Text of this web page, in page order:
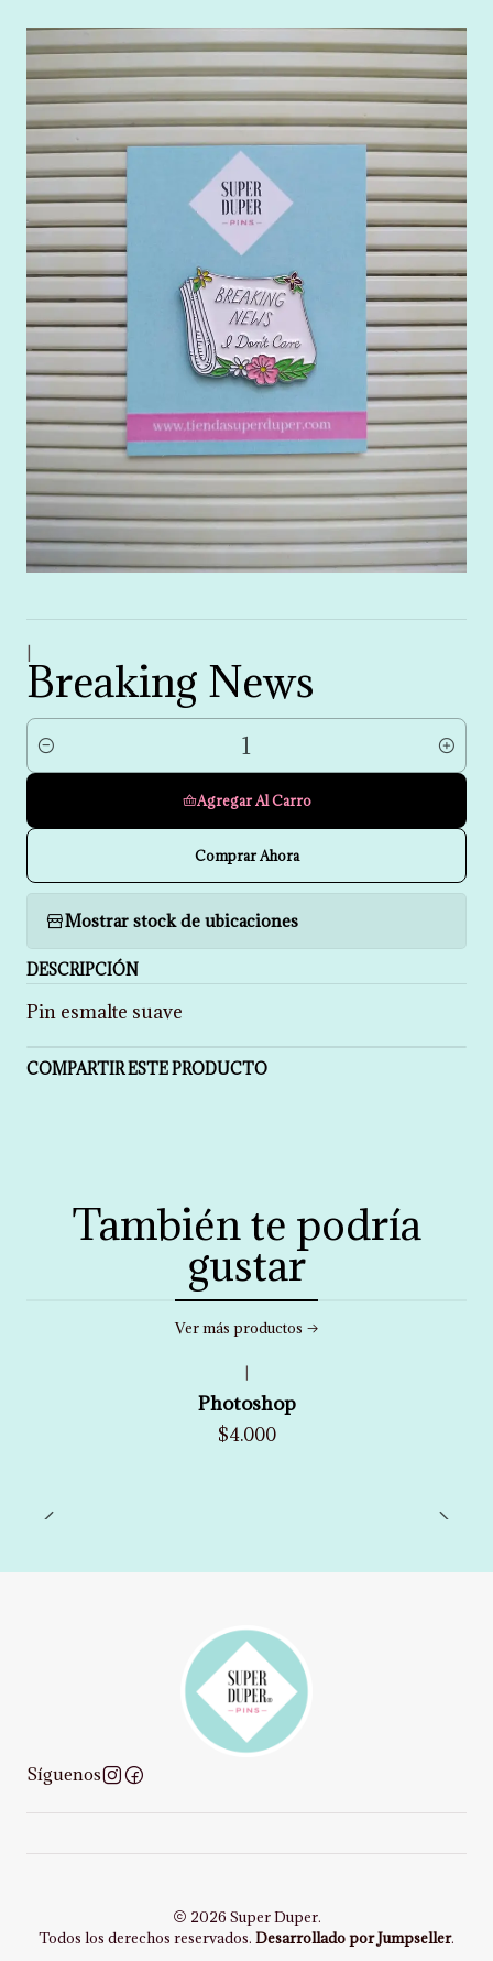
Breaking News
Cantidad
Agregar Al Carro
Comprar Ahora
Mostrar stock de ubicaciones
DESCRIPCIÓN
Pin esmalte suave
COMPARTIR ESTE PRODUCTO
También te podría
gustar
Ver más productos
Photoshop
$4.000
Síguenos
2026 Super Duper.
Todos los derechos reservados. Desarrollado por Jumpseller.